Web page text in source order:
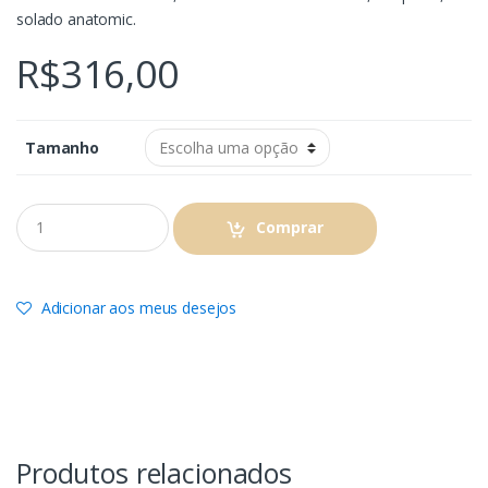
solado anatomic.
R$316,00
Tamanho
Comprar
Adicionar aos meus desejos
Produtos relacionados